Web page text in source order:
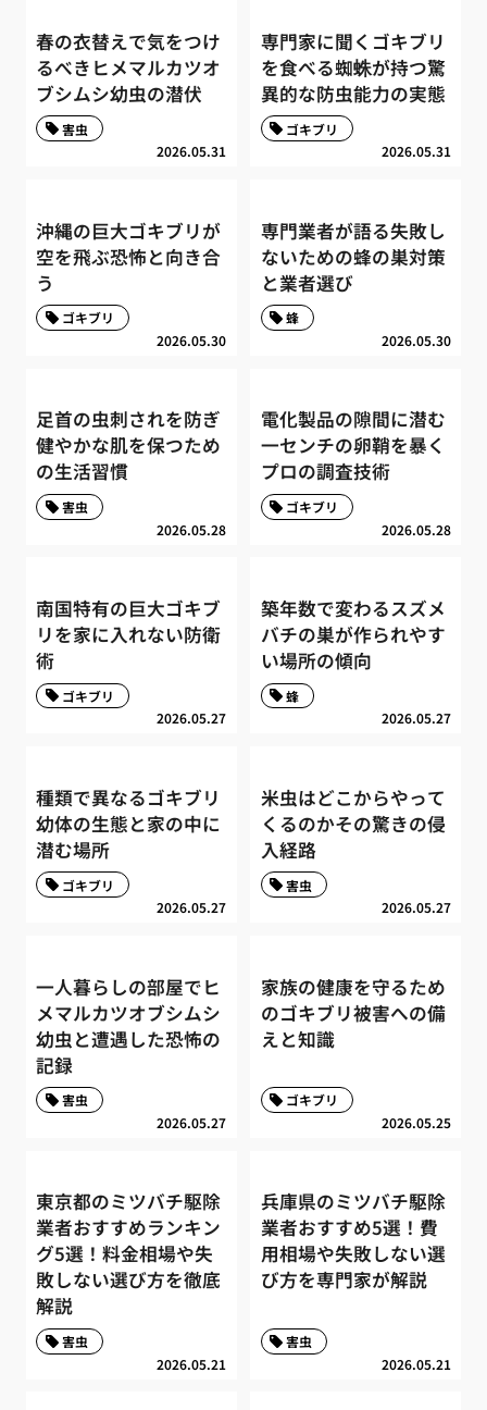
春の衣替えで気をつけ
るべきヒメマルカツオ
ブシムシ幼虫の潜伏
2026.05.31
害虫
専門家に聞くゴキブリ
を食べる蜘蛛が持つ驚
異的な防虫能力の実態
2026.05.31
ゴキブリ
沖縄の巨大ゴキブリが
空を飛ぶ恐怖と向き合
う
2026.05.30
ゴキブリ
専門業者が語る失敗し
ないための蜂の巣対策
と業者選び
2026.05.30
蜂
足首の虫刺されを防ぎ
健やかな肌を保つため
の生活習慣
2026.05.28
害虫
電化製品の隙間に潜む
一センチの卵鞘を暴く
プロの調査技術
2026.05.28
ゴキブリ
南国特有の巨大ゴキブ
リを家に入れない防衛
術
2026.05.27
ゴキブリ
築年数で変わるスズメ
バチの巣が作られやす
い場所の傾向
2026.05.27
蜂
種類で異なるゴキブリ
幼体の生態と家の中に
潜む場所
2026.05.27
ゴキブリ
米虫はどこからやって
くるのかその驚きの侵
入経路
2026.05.27
害虫
一人暮らしの部屋でヒ
メマルカツオブシムシ
幼虫と遭遇した恐怖の
記録
2026.05.27
害虫
家族の健康を守るため
のゴキブリ被害への備
えと知識
2026.05.25
ゴキブリ
東京都のミツバチ駆除
業者おすすめランキン
グ5選！料金相場や失
敗しない選び方を徹底
解説
2026.05.21
害虫
兵庫県のミツバチ駆除
業者おすすめ5選！費
用相場や失敗しない選
び方を専門家が解説
2026.05.21
害虫